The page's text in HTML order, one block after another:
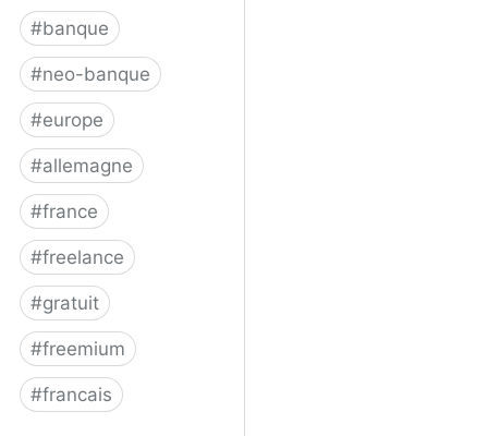
#banque
#neo-banque
#europe
#allemagne
#france
#freelance
#gratuit
#freemium
#francais